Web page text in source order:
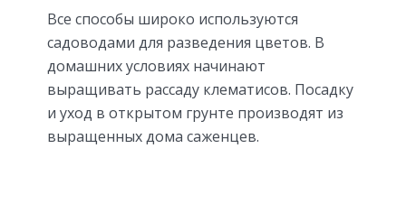
Все способы широко используются
садоводами для разведения цветов. В
домашних условиях начинают
выращивать рассаду клематисов. Посадку
и уход в открытом грунте производят из
выращенных дома саженцев.